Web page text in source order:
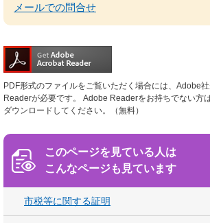
メールでの問合せ
PDF形式のファイルをご覧いただく場合には、Adobe
Readerが必要です。
Adobe Readerをお持ちでない方
ダウンロードしてください。（無料）
このページを見ている人は
こんなページも見ています
市税等に関する証明